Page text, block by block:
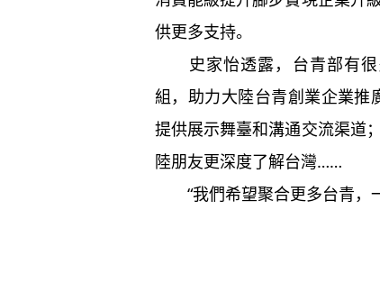
供更多支持。
史家怡透露，台青部有很
組，助力大陸台青創業企業推
提供展示舞臺和溝通交流渠道
陸朋友更深度了解台灣……
“我們希望聚合更多台青，一